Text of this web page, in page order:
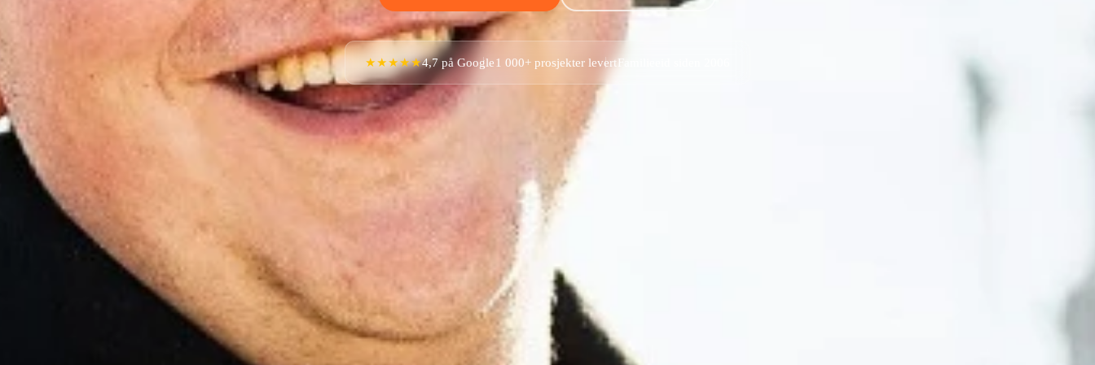
★★★★★4,7 på Google1 000+ prosjekter levertFamilieeid siden 2006